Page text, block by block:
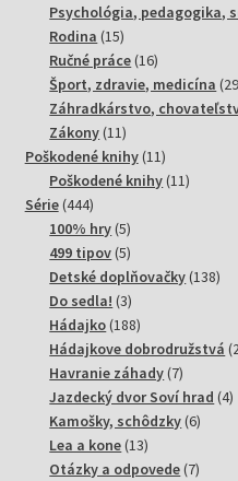
Psychológia, pedagogika,
Rodina 1515
produktov
Ručné práce 1616
produktov
Šport, zdravie, medicína
Záhradkárstvo,
Zákony 1111
produktov
Poškodené knihy 1111
produktov
Poškodené knihy 1111
Série 444444
produktov
100% hry 55
produktov
499 tipov 55
produktov
Detské doplňovačky 138138
Do sedla! 33
produkty
Hádajko 188188
produktov
Hádajkove dobrodružstvá
Havranie záhady 77
produktov
Jazdecký dvor Soví hrad 44
Kamošky, schôdzky 66
Lea a kone 1313
produktov
Otázky a odpovede 77